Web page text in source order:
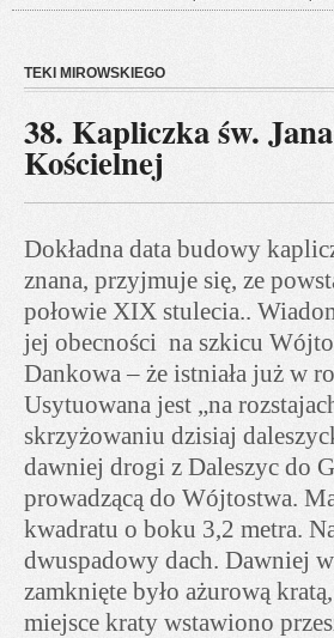
TEKI MIROWSKIEGO
38. Kapliczka św.
Kościelnej
Dokładna data budowy
znana, przyjmuje się, ze
połowie XIX stulecia..
jej obecności na szkicu
Dankowa – że istniała już w
Usytuowana jest „na
skrzyżowaniu dzisiaj
dawniej drogi z Daleszyc do
prowadzącą do Wójtostwa.
kwadratu o boku 3,2 metra.
dwuspadowy dach. Dawniej
zamknięte było ażurową
miejsce kraty wstawiono